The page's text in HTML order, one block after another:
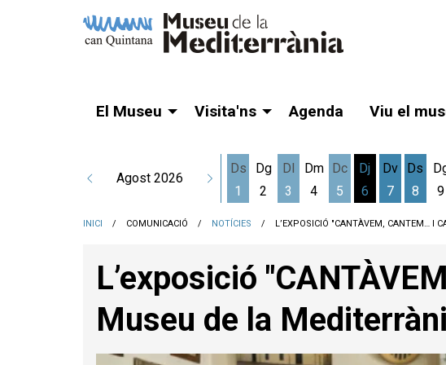
El Museu Visita'ns Agenda Viu el
Agost 2026
Ds
1
Dg
2
Dl
3
Dm
4
Dc
5
Dj
6
Dv
7
Ds
8
9
INICI COMUNICACIÓ NOTÍCIES L’EXPOSICIÓ "CANTÀVEM, CANTEM… I
L’exposició
Museu de la